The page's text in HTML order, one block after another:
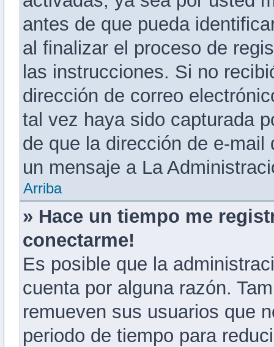
antes de que pueda
al finalizar el proceso de
las instrucciones. Si no
dirección de correo
tal vez haya sido capturada
de que la dirección de e-
un mensaje a La
Arriba
» Hace un tiempo me
conectarme!
Es posible que la
cuenta por alguna razón.
remueven sus usuarios que
periodo de tiempo para